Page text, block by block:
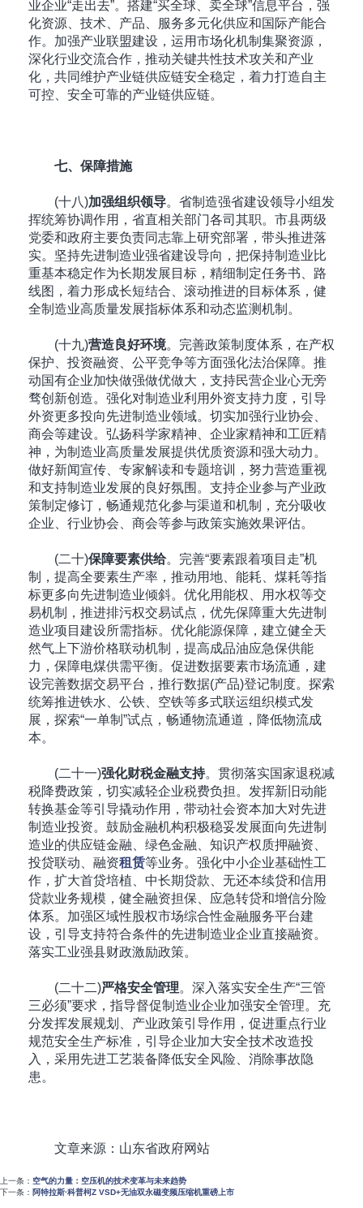
业企业“走出去”。搭建“买全球、卖全球”信息平台，强
化资源、技术、产品、服务多元化供应和国际产能合
作。加强产业联盟建设，运用市场化机制集聚资源，
深化行业交流合作，推动关键共性技术攻关和产业
化，共同维护产业链供应链安全稳定，着力打造自主
可控、安全可靠的产业链供应链。
七、保障措施
(十八)加强组织领导。省制造强省建设领导小组发
挥统筹协调作用，省直相关部门各司其职。市县两级
党委和政府主要负责同志靠上研究部署，带头推进落
实。坚持先进制造业强省建设导向，把保持制造业比
重基本稳定作为长期发展目标，精细制定任务书、路
线图，着力形成长短结合、滚动推进的目标体系，健
全制造业高质量发展指标体系和动态监测机制。
(十九)营造良好环境。完善政策制度体系，在产权
保护、投资融资、公平竞争等方面强化法治保障。推
动国有企业加快做强做优做大，支持民营企业心无旁
骛创新创造。强化对制造业利用外资支持力度，引导
外资更多投向先进制造业领域。切实加强行业协会、
商会等建设。弘扬科学家精神、企业家精神和工匠精
神，为制造业高质量发展提供优质资源和强大动力。
做好新闻宣传、专家解读和专题培训，努力营造重视
和支持制造业发展的良好氛围。支持企业参与产业政
策制定修订，畅通规范化参与渠道和机制，充分吸收
企业、行业协会、商会等参与政策实施效果评估。
(二十)保障要素供给。完善“要素跟着项目走”机
制，提高全要素生产率，推动用地、能耗、煤耗等指
标更多向先进制造业倾斜。优化用能权、用水权等交
易机制，推进排污权交易试点，优先保障重大先进制
造业项目建设所需指标。优化能源保障，建立健全天
然气上下游价格联动机制，提高成品油应急保供能
力，保障电煤供需平衡。促进数据要素市场流通，建
设完善数据交易平台，推行数据(产品)登记制度。探索
统筹推进铁水、公铁、空铁等多式联运组织模式发
展，探索“一单制”试点，畅通物流通道，降低物流成
本。
(二十一)强化财税金融支持。贯彻落实国家退税减
税降费政策，切实减轻企业税费负担。发挥新旧动能
转换基金等引导撬动作用，带动社会资本加大对先进
制造业投资。鼓励金融机构积极稳妥发展面向先进制
造业的供应链金融、绿色金融、知识产权质押融资、
投贷联动、融资租赁等业务。强化中小企业基础性工
作，扩大首贷培植、中长期贷款、无还本续贷和信用
贷款业务规模，健全融资担保、应急转贷和增信分险
体系。加强区域性股权市场综合性金融服务平台建
设，引导支持符合条件的先进制造业企业直接融资。
落实工业强县财政激励政策。
(二十二)严格安全管理。深入落实安全生产“三管
三必须”要求，指导督促制造业企业加强安全管理。充
分发挥发展规划、产业政策引导作用，促进重点行业
规范安全生产标准，引导企业加大安全技术改造投
入，采用先进工艺装备降低安全风险、消除事故隐
患。
文章来源：山东省政府网站
上一条： 空气的力量：空压机的技术变革与未来趋势
下一条： 阿特拉斯·科普柯Z VSD+无油双永磁变频压缩机重磅上市